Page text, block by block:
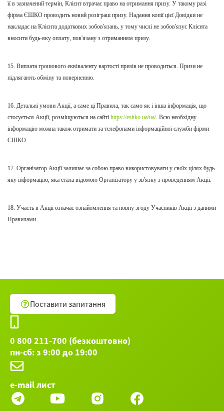
її в зазначений термін, Клієнт втрачає право на отримання призу. У такому разі
фірма ЄШКО проводить новий розіграш призу. Надання копії цієїДовідки не
накладає на Клієнта додаткових зобов'язань, у тому числі не зобов'язує Клієнта
вносити будь-яку оплату, пов'язану з отриманням призу.
15. Виплата грошового еквіваленту вартості призів не проводиться. Призи не
підлягають обміну та поверненню.
16. Детальні умови Акції, а саме ці Правила, так само як і інша інформація, що
стосується Акції, розміщуються на сайті https://eshko.ua/ua/. Всю необхідну
інформацію можна також отримати за телефонами інформаційної служби фірми
ЄШКО.
17. Організатор Акції залишає за собою право використовувати у своїх цілях будь-
яку інформацію, яка стала відомою Організатору у зв'язку з проведенням Акції.
18. Участь в Акції означає ознайомлення та повну згоду Учасників Акції з даними
Правилами.
Поставити запитання
0 800 211-700 (безкоштовно)
пн-сб: з 9:00 до 19:00
e-mail лист